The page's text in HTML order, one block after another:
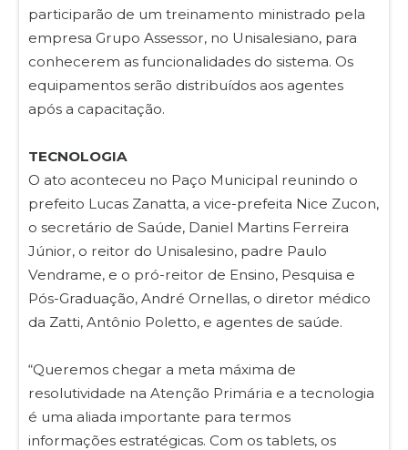
participarão de um treinamento ministrado pela
empresa Grupo Assessor, no Unisalesiano, para
conhecerem as funcionalidades do sistema. Os
equipamentos serão distribuídos aos agentes
após a capacitação.
TECNOLOGIA
O ato aconteceu no Paço Municipal reunindo o
prefeito Lucas Zanatta, a vice-prefeita Nice Zucon,
o secretário de Saúde, Daniel Martins Ferreira
Júnior, o reitor do Unisalesino, padre Paulo
Vendrame, e o pró-reitor de Ensino, Pesquisa e
Pós-Graduação, André Ornellas, o diretor médico
da Zatti, Antônio Poletto, e agentes de saúde.
“Queremos chegar a meta máxima de
resolutividade na Atenção Primária e a tecnologia
é uma aliada importante para termos
informações estratégicas. Com os tablets, os